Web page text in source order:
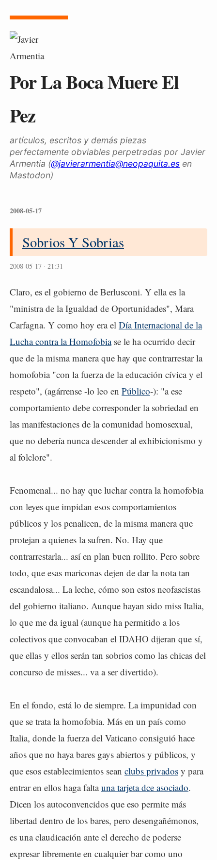
Por La Boca Muere El
Pez
artículos, escritos y demás piezas
perfectamente obviables perpetradas por Javier
Armentia (@javierarmentia@neopaquita.es en
Mastodon)
2008-05-17
Sobrios Y Sobrias
2008-05-17 · 21:31
Claro, es el gobierno de Berlusconi. Y ella es la
"ministra de la Igualdad de Oportunidades", Mara
Carfagna. Y como hoy era el Día Internacional de la
Lucha contra la Homofobiase le ha ocurrido decir
que de la misma manera que hay que contrarrestar la
homofobia "con la fuerza de la educación cívica y el
respeto", (agárrense -lo leo en Público-): "a ese
comportamiento debe corresponder la sobriedad en
las manifestaciones de la comunidad homosexual,
que no debería nunca descender al exhibicionismo y
al folclore".
Fenomenal... no hay que luchar contra la homofobia
con leyes que impidan esos comportamientos
públicos y los penalicen, de la misma manera que
protejan a quienes la sufren. No. Hay que
contrarrestarla... así en plan buen rollito. Pero sobre
todo, que esas mariconas dejen de dar la nota tan
escandalosa... La leche, cómo son estos neofascistas
del gobierno italiano. Aunque hayan sido miss Italia,
lo que me da igual (aunque ha permitido a los
colectivos que convocaban el IDAHO dijeran que sí,
que ellas y ellos serán tan sobrios como las chicas del
concurso de misses... va a ser divertido).
En el fondo, está lo de siempre. La impunidad con
que se trata la homofobia. Más en un país como
Italia, donde la fuerza del Vaticano consiguió hace
años que no haya bares gays abiertos y públicos, y
que esos establecimientos sean clubs privados y para
entrar en ellos haga faltauna tarjeta dce asociado.
Dicen los autoconvencidos que eso permite más
libertad dentro de los bares, pero desengañémonos,
es una claudicación ante el derecho de poderse
expresar libremente en cualquier bar como uno